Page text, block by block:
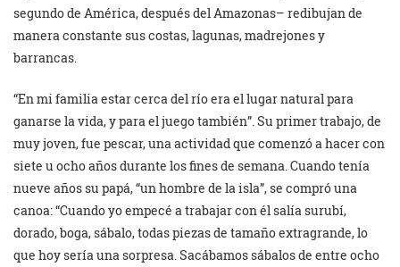
segundo de América, después del Amazonas– redibujan de
manera constante sus costas, lagunas, madrejones y
barrancas.
“En mi familia estar cerca del río era el lugar natural para
ganarse la vida, y para el juego también”. Su primer trabajo, de
muy joven, fue pescar, una actividad que comenzó a hacer con
siete u ocho años durante los fines de semana. Cuando tenía
nueve años su papá, “un hombre de la isla”, se compró una
canoa: “Cuando yo empecé a trabajar con él salía surubí,
dorado, boga, sábalo, todas piezas de tamaño extragrande, lo
que hoy sería una sorpresa. Sacábamos sábalos de entre ocho